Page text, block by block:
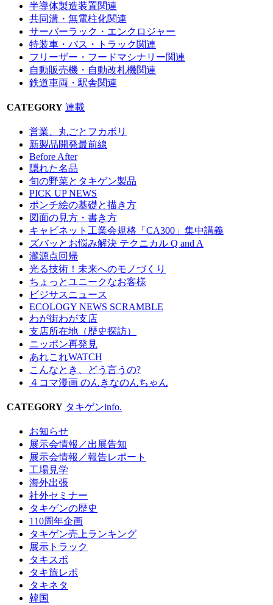
半導体製造装置関連
共同溝・無電柱化関連
サーバーラック・エンクロジャー
特装車・バス・トラック関連
フリーザー・フードマシナリー関連
自動販売機・自動改札機関連
鉄道車両・駅舎関連
CATEGORY 連載
営業、丸ごとフカボリ
新製品開発最前線
Before After
隠れた名品
旬の野菜とタキゲン製品
PICK UP NEWS
ポンチ絵の基礎と描き方
図面の見方・書き方
キャビネット工業会規格「CA300」集中講義
ズバッとお悩み解決 テクニカル Q and A
瀧源点回帰
光る技術！未来へのモノづくり
ちょっとユニークなお客様
ビジサスニュース
ECOLOGY NEWS SCRAMBLE
わが街わが支店
支店所在地（歴史探訪）
ニッポン再発見
あれこれWATCH
こんなとき、どう言うの?
４コマ漫画 のんきなのんちゃん
CATEGORY タキゲンinfo.
お知らせ
展示会情報／出展告知
展示会情報／報告レポート
工場見学
海外出張
社外セミナー
タキゲンの歴史
110周年企画
タキゲン売上ランキング
展示トラック
タキスポ
タキ旅レポ
タキネタ
韓国